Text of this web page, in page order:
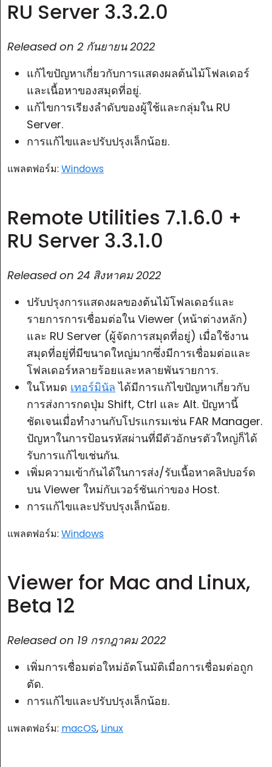
RU Server 3.3.2.0
Released on 2 กันยายน 2022
แก้ไขปัญหาเกี่ยวกับการแสดงผลต้นไม้โฟลเดอร์
และเนื้อหาของสมุดที่อยู่.
แก้ไขการเรียงลำดับของผู้ใช้และกลุ่มใน RU
Server.
การแก้ไขและปรับปรุงเล็กน้อย.
แพลตฟอร์ม: Windows
Remote Utilities 7.1.6.0 +
RU Server 3.3.1.0
Released on 24 สิงหาคม 2022
ปรับปรุงการแสดงผลของต้นไม้โฟลเดอร์และ
รายการการเชื่อมต่อใน Viewer (หน้าต่างหลัก)
และ RU Server (ผู้จัดการสมุดที่อยู่) เมื่อใช้งาน
สมุดที่อยู่ที่มีขนาดใหญ่มากซึ่งมีการเชื่อมต่อและ
โฟลเดอร์หลายร้อยและหลายพันรายการ.
ในโหมด เทอร์มินัล ได้มีการแก้ไขปัญหาเกี่ยวกับ
การส่งการกดปุ่ม Shift, Ctrl และ Alt. ปัญหานี้
ชัดเจนเมื่อทำงานกับโปรแกรมเช่น FAR Manager.
ปัญหาในการป้อนรหัสผ่านที่มีตัวอักษรตัวใหญ่ก็ได้
รับการแก้ไขเช่นกัน.
เพิ่มความเข้ากันได้ในการส่ง/รับเนื้อหาคลิปบอร์ด
บน Viewer ใหม่กับเวอร์ชันเก่าของ Host.
การแก้ไขและปรับปรุงเล็กน้อย.
แพลตฟอร์ม: Windows
Viewer for Mac and Linux,
Beta 12
Released on 19 กรกฎาคม 2022
เพิ่มการเชื่อมต่อใหม่อัตโนมัติเมื่อการเชื่อมต่อถูก
ตัด.
การแก้ไขและปรับปรุงเล็กน้อย.
แพลตฟอร์ม: macOS, Linux